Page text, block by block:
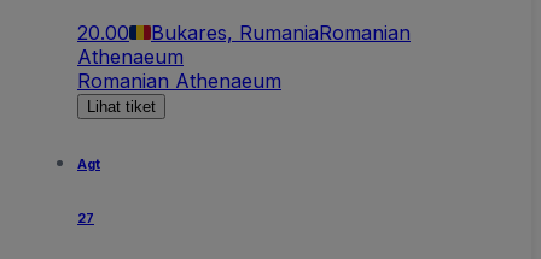
20.00 Bukares, RumaniaRomanian
Athenaeum
Romanian Athenaeum
Lihat tiket
Agt
27